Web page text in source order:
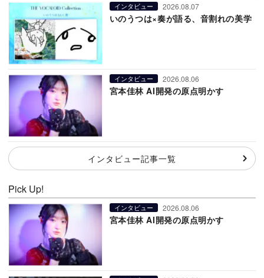
インタビュー 2026.08.07
いのうつは×奏が語る、音割れの美学
インタビュー 2026.08.06
宮本佳林 AI開発の原点明かす
インタビュー記事一覧
Pick Up!
インタビュー 2026.08.06
宮本佳林 AI開発の原点明かす